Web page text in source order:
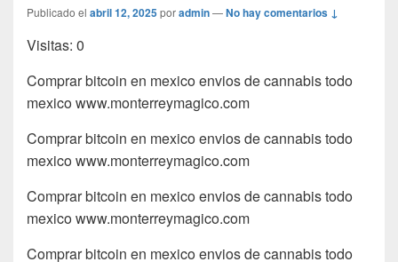
Publicado el abril 12, 2025poradmin—No hay comentarios ↓
Visitas: 0
Comprar bitcoin en mexico envios de cannabis todo
mexico www.monterreymagico.com
Comprar bitcoin en mexico envios de cannabis todo
mexico www.monterreymagico.com
Comprar bitcoin en mexico envios de cannabis todo
mexico www.monterreymagico.com
Comprar bitcoin en mexico envios de cannabis todo